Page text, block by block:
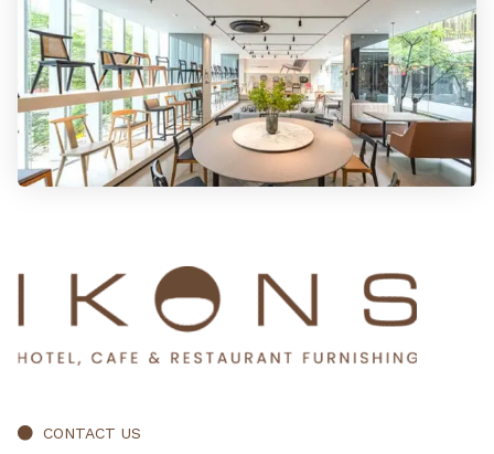
CONTACT US